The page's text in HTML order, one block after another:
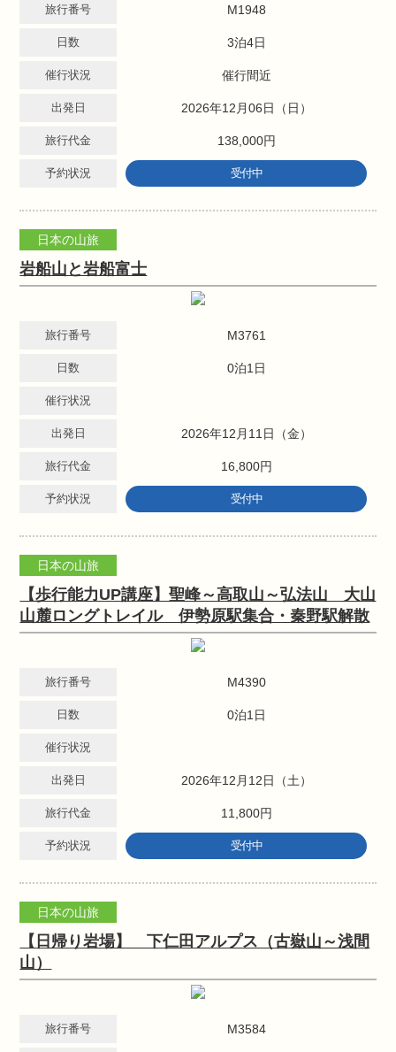
旅行番号 M1948
日数 3泊4日
催行状況 催行間近
出発日 2026年12月06日（日）
旅行代金 138,000円
予約状況 受付中
日本の山旅
岩船山と岩船富士
旅行番号 M3761
日数 0泊1日
催行状況
出発日 2026年12月11日（金）
旅行代金 16,800円
予約状況 受付中
日本の山旅
【歩行能力UP講座】聖峰～高取山～弘法山 大山
山麓ロングトレイル 伊勢原駅集合・秦野駅解散
旅行番号 M4390
日数 0泊1日
催行状況
出発日 2026年12月12日（土）
旅行代金 11,800円
予約状況 受付中
日本の山旅
【日帰り岩場】 下仁田アルプス（古嶽山～浅間
山）
旅行番号 M3584